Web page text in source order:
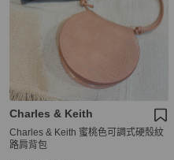
Charles & Keith
Charles & Keith 蜜桃色可調式硬殼紋
路肩背包